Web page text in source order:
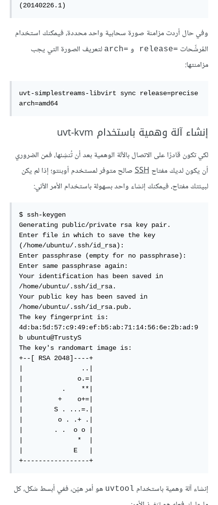
(20140226.1)
وفي حال أردت مزامنة صورة سحابية واحد محددة، فيمكنك استخدام
المُرشِّحات release=‎ و arch=‎ لتعريف الصورة التي يجب
مزامنتها:
uvt-simplestreams-libvirt sync release=precise
arch=amd64
إنشاء آلة وهمية باستخدام uvt-kvm
لكي تكون قادرًا على الاتصال بالآلة الوهمية بعد أن تُنشِئها، فمن الضروري
أن يكون لديك مفتاح SSHصالح متوفر لمستخدم أوبنتو؛ إذا لم يكن
لبيئتك مفتاح، فيمكنك إنشاء واحد بسهولة باستخدام الأمر الآتي:
$ ssh-keygen
Generating public/private rsa key pair.
Enter file in which to save the key
(/home/ubuntu/.ssh/id_rsa):
Enter passphrase (empty for no passphrase):
Enter same passphrase again:
Your identification has been saved in
/home/ubuntu/.ssh/id_rsa.
Your public key has been saved in
/home/ubuntu/.ssh/id_rsa.pub.
The key fingerprint is:
4d:ba:5d:57:c9:49:ef:b5:ab:71:14:56:6e:2b:ad:9
b ubuntu@TrustyS
The key's randomart image is:
+--[ RSA 2048]----+
|               ..|
|              o.=|
|          .    **|
|         +    o+=|
|        S . ...=.|
|         o . .+ .|
|        . .  o o |
|              *  |
|             E   |
+-----------------+
إنشاء آلة وهمية باستخدام uvtool هو أمر هيّن، ففي أبسط شكل، كل